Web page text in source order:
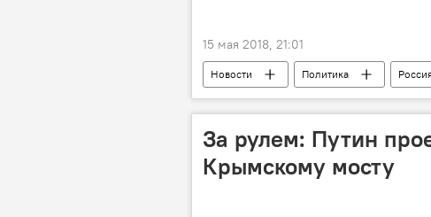
15 мая 2018, 21:01
Новости Политика
Дмитрий Медведев
правительство
За рулем: Путин
Крымскому мосту